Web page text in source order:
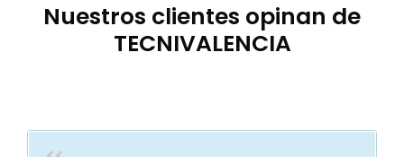
Nuestros clientes opinan de
TECNIVALENCIA